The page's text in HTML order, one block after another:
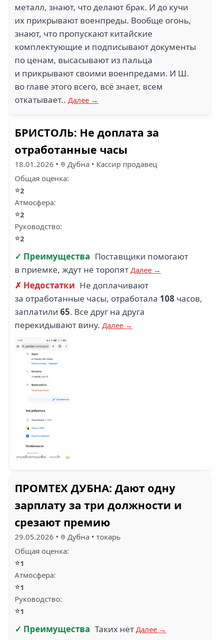
1.5
ОСТИН (1) ВЕРТИКАЛЬ (1)
ТВОЕ (1)
5
СТОЛИЧНАЯ
БЕЗОПАСНОСТЬ (1)
СИТИМОБИЛ (1)
металл, знают, что делают брак. И до кучи
их прикрывают военпреды. Вообще огонь,
знают, что пропускают китайские
комплектующие и подписывают документы
по ценам, высасывают из пальца
и прикрывают своими военпредами. И Ш.
во главе этого всего, всё знает, всем
откатывает.. Далее →
БРИСТОЛЬ: Не доплата за
отработанные часы
18.01.2026 • Дубна • Кассир продавец
Общая оценка:
⭐2
Атмосфера:
⭐2
Руководство:
⭐2
✓ Преимущества Поставщики помогают
в приемке, ждут не торопят Далее →
✗ Недостатки Не доплачивают
за отработанные часы, отработала 108 часов,
заплатили 65. Все друг на друга
перекидывают вину. Далее →
ПРОМТЕХ ДУБНА: Дают одну
зарплату за три должности и
срезают премию
29.05.2026 • Дубна • токарь
Общая оценка:
⭐1
Атмосфера:
⭐1
Руководство:
⭐1
✓ Преимущества Таких нет Далее →